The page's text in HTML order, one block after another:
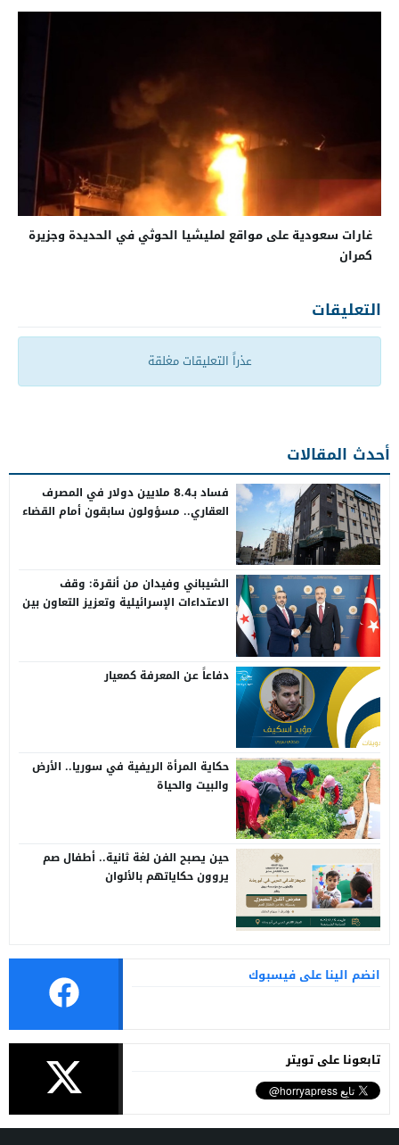
غارات سعودية على مواقع لمليشيا الحوثي في الحديدة وجزيرة
كمران
التعليقات
عذراً التعليقات مغلقة
أحدث المقالات
فساد بـ8.4 ملايين دولار في المصرف
العقاري.. مسؤولون سابقون أمام القضاء
الشيباني وفيدان من أنقرة: وقف
الاعتداءات الإسرائيلية وتعزيز التعاون بين
دفاعاً عن المعرفة كمعيار
حكاية المرأة الريفية في سوريا.. الأرض
والبيت والحياة
حين يصبح الفن لغة ثانية.. أطفال صم
يروون حكاياتهم بالألوان
انضم الينا على فيسبوك
تابعونا على تويتر